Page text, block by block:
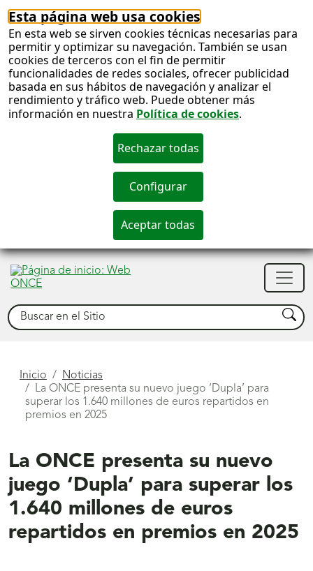
Esta página web usa cookies
En esta web se sirven cookies técnicas necesarias para
permitir y optimizar su navegación. También se usan
cookies de terceros con el fin de permitir
funcionalidades de redes sociales, ofrecer publicidad
basada en sus hábitos de navegación y analizar el
rendimiento y tráfico web. Puede obtener más
información en nuestra Política de cookies.
Buscar Buscar
Está
aquí
Inicio
Noticias
La ONCE presenta su nuevo juego ‘Dupla’ para
superar los 1.640 millones de euros repartidos en
premios en 2025
La ONCE presenta su nuevo
juego ‘Dupla’ para superar los
1.640 millones de euros
repartidos en premios en 2025